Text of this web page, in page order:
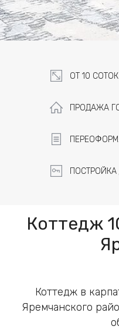
ОТ 10
ПРОДАЖА
Коттедж
Коттедж в
Яремчанского